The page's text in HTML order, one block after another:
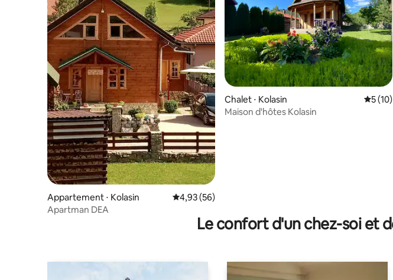
Appartement ⋅ Kolasin Évaluation moyenne sur la base de 56 commentaires :
4,93 (56)
Apartman DEA
Chalet ⋅ Kolasin
5 (10)
Maison d'hôtes Kolasin
Le confort d'un chez-soi et